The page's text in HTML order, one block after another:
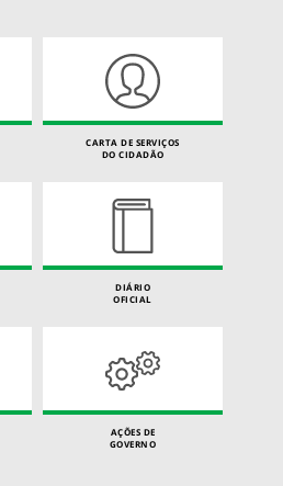
CARTA DE SERVIÇOS
DO CIDADÃO
DIÁRIO
OFICIAL
AÇÕES DE
GOVERNO